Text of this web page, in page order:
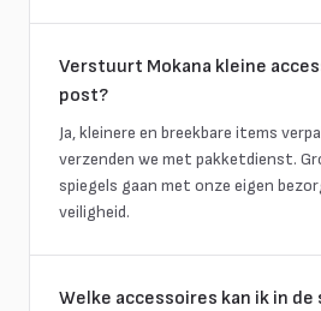
Verstuurt Mokana kleine
post?
Ja, kleinere en breekbare items
verzenden we met pakketdienst.
spiegels gaan met onze eigen
veiligheid.
Welke accessoires kan ik in